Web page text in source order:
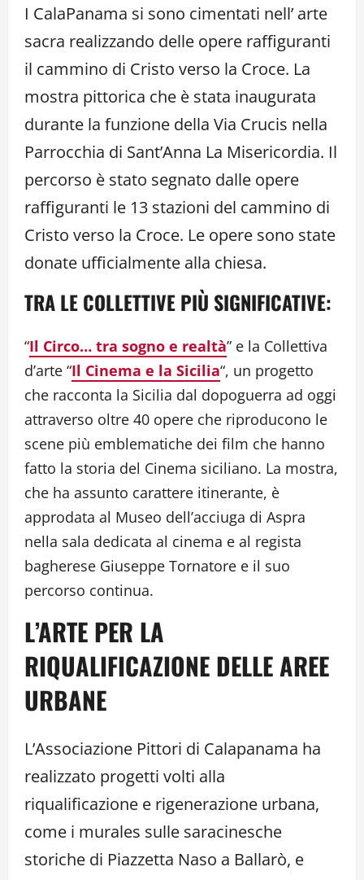
I CalaPanama si sono cimentati nell’ arte
sacra realizzando delle opere raffiguranti
il cammino di Cristo verso la Croce. La
mostra pittorica che è stata inaugurata
durante la funzione della Via Crucis nella
Parrocchia di Sant’Anna La Misericordia. Il
percorso è stato segnato dalle opere
raffiguranti le 13 stazioni del cammino di
Cristo verso la Croce. Le opere sono state
donate ufficialmente alla chiesa.
TRA LE COLLETTIVE PIÙ SIGNIFICATIVE:
“Il Circo… tra sogno e realtà” e la Collettiva
d’arte “Il Cinema e la Sicilia“, un progetto
che racconta la Sicilia dal dopoguerra ad oggi
attraverso oltre 40 opere che riproducono le
scene più emblematiche dei film che hanno
fatto la storia del Cinema siciliano. La mostra,
che ha assunto carattere itinerante, è
approdata al Museo dell’acciuga di Aspra
nella sala dedicata al cinema e al regista
bagherese Giuseppe Tornatore e il suo
percorso continua.
L’ARTE PER LA
RIQUALIFICAZIONE DELLE AREE
URBANE
L’Associazione Pittori di Calapanama ha
realizzato progetti volti alla
riqualificazione e rigenerazione urbana,
come i murales sulle saracinesche
storiche di Piazzetta Naso a Ballarò, e